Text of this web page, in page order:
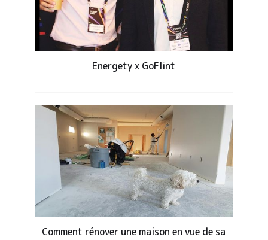
Energety x GoFlint
Comment rénover une maison en vue de sa